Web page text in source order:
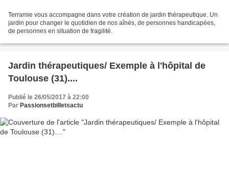
Terramie vous accompagne dans votre création de jardin thérapeutique. Un
jardin pour changer le quotidien de nos aînés, de personnes handicapées,
de personnes en situation de fragilité.
Jardin thérapeutiques/ Exemple à l'hôpital de
Toulouse (31)....
Publié le 26/05/2017 à 22:00
Par Passionsetbilletsactu